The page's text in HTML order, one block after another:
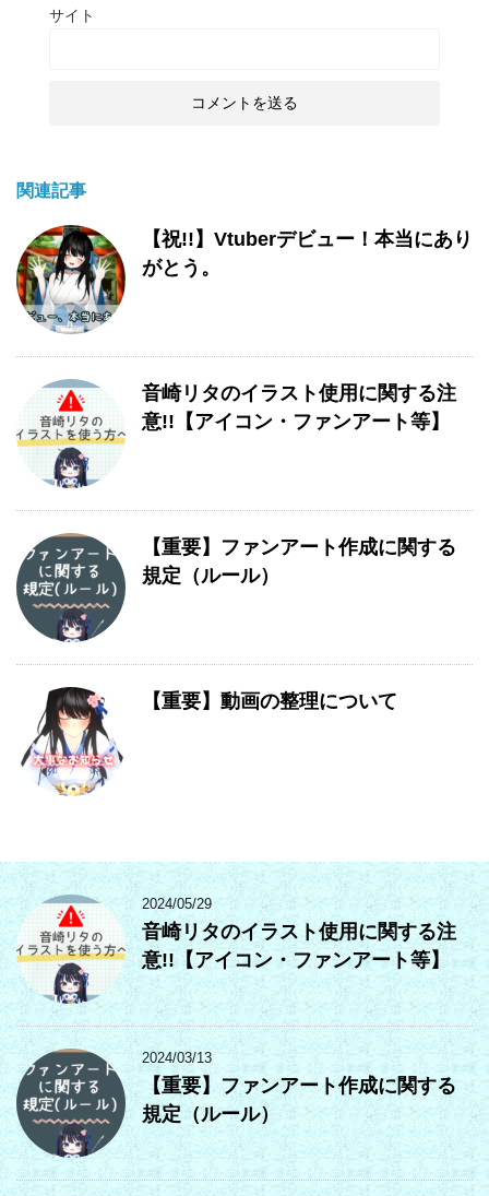
サイト
関連記事
【祝!!】Vtuberデビュー！本当にあり
がとう。
音崎リタのイラスト使用に関する注
意!!【アイコン・ファンアート等】
【重要】ファンアート作成に関する
規定（ルール）
【重要】動画の整理について
2024/05/29
音崎リタのイラスト使用に関する注
意!!【アイコン・ファンアート等】
2024/03/13
【重要】ファンアート作成に関する
規定（ルール）